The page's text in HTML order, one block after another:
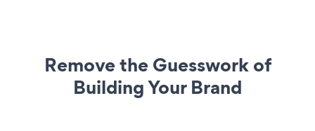
Remove the Guesswork of
Building Your Brand